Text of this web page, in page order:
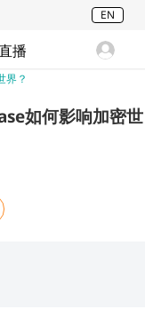
EN
播
如何影响加密世